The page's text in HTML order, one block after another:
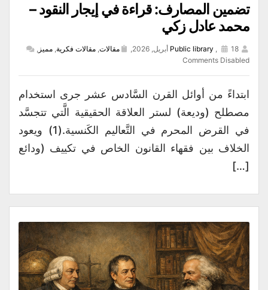
تضمين المصارف: قراءة في إيجار النقود –
محمد عادل زكي
Public library , 18 أبريل, 2026, مقالات, مقالات فكرية, مميز ,
Comments Disabled
ابتداءً من أوائل القرن السَّادس عشر جرى استخدام
مصطلح (وديعة) لستر العلاقة الحقيقية الَّتي تتجسَّد
في القرض المحرم في التَّعاليم الكَنسية.(1) ويعود
الخلاف بين فقهاء القانون الخاص في تكييف (ودائع
[…]